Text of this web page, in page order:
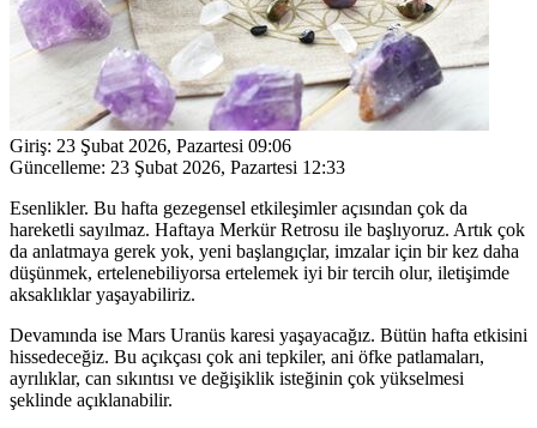
Giriş: 23 Şubat 2026, Pazartesi 09:06
Güncelleme: 23 Şubat 2026, Pazartesi 12:33
Esenlikler. Bu hafta gezegensel etkileşimler açısından çok da
hareketli sayılmaz. Haftaya Merkür Retrosu ile başlıyoruz. Artık çok
da anlatmaya gerek yok, yeni başlangıçlar, imzalar için bir kez daha
düşünmek, ertelenebiliyorsa ertelemek iyi bir tercih olur, iletişimde
aksaklıklar yaşayabiliriz.
Devamında ise Mars Uranüs karesi yaşayacağız. Bütün hafta etkisini
hissedeceğiz. Bu açıkçası çok ani tepkiler, ani öfke patlamaları,
ayrılıklar, can sıkıntısı ve değişiklik isteğinin çok yükselmesi
şeklinde açıklanabilir.